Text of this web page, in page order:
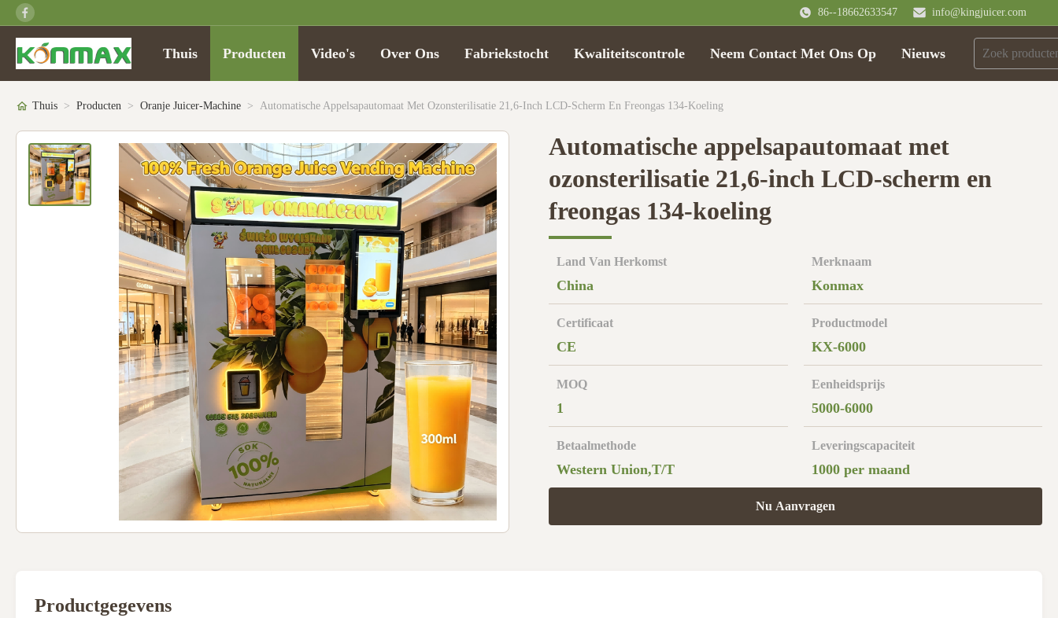
86--18662633547 info@kingjuicer.com
Thuis Producten Video's Over Ons Fabriekstocht Kwaliteitscontrole Neem Contact Met Ons Op Nieuws
Thuis > Producten > Oranje Juicer-Machine > Automatische Appelsapautomaat Met Ozonsterilisatie 21,6-Inch LCD-Scherm En Freongas 134-Koeling
Automatische appelsapautomaat met
ozonsterilisatie 21,6-inch LCD-scherm en
freongas 134-koeling
Land Van Herkomst
China
Merknaam
Konmax
Certificaat
CE
Productmodel
KX-6000
MOQ
1
Eenheidsprijs
5000-6000
Betaalmethode
Western Union,T/T
Leveringscapaciteit
1000 per maand
Nu Aanvragen
Productgegevens